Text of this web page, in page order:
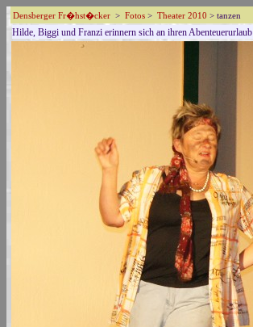
Densberger Fr�hst�cker > Fotos > Theater 2010 > tanzen
Hilde, Biggi und Franzi erinnern sich an ihren Abenteuerurlaub